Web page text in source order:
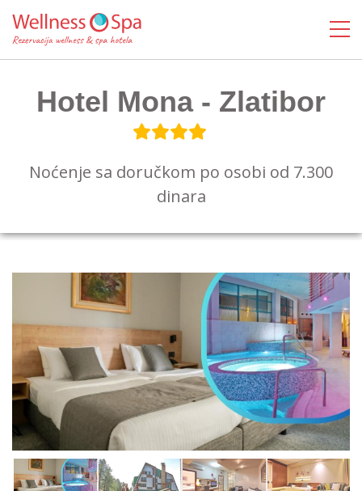
Hotel Mona - Zlatibor
Noćenje sa doručkom po osobi od 7.300
dinara